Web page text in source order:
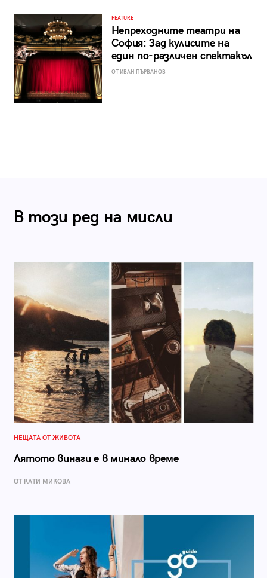
FEATURE
Непреходните театри на
София: Зад кулисите на
един по-различен спектакъл
ОТ ИВАН ПЪРВАНОВ
В този ред на мисли
НЕЩАТА ОТ ЖИВОТА
Лятото винаги е в минало време
ОТ КАТИ МИКОВА